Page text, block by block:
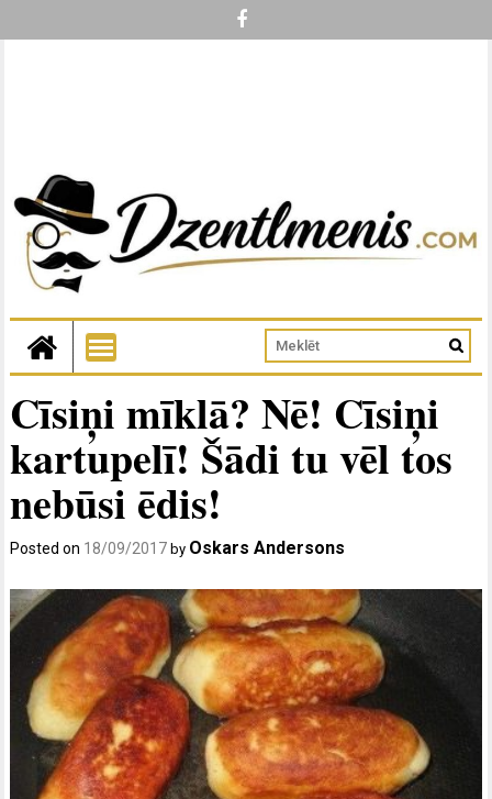
Cīsiņi mīklā? Nē! Cīsiņi
kartupelī! Šādi tu vēl tos
nebūsi ēdis!
Posted on 18/09/2017 by Oskars Andersons